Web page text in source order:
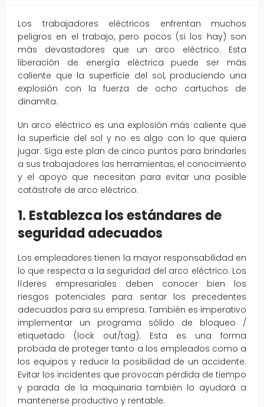
Los trabajadores eléctricos enfrentan muchos
peligros en el trabajo, pero pocos (si los hay) son
más devastadores que un arco eléctrico. Esta
liberación de energía eléctrica puede ser más
caliente que la superficie del sol, produciendo una
explosión con la fuerza de ocho cartuchos de
dinamita.
Un arco eléctrico es una explosión más caliente que
la superficie del sol y no es algo con lo que quiera
jugar. Siga este plan de cinco puntos para brindarles
a sus trabajadores las herramientas, el conocimiento
y el apoyo que necesitan para evitar una posible
catástrofe de arco eléctrico.
1. Establezca los estándares de
seguridad adecuados
Los empleadores tienen la mayor responsabilidad en
lo que respecta a la seguridad del arco eléctrico. Los
líderes empresariales deben conocer bien los
riesgos potenciales para sentar los precedentes
adecuados para su empresa. También es imperativo
implementar un programa sólido de bloqueo /
etiquetado (lock out/tag). Esta es una forma
probada de proteger tanto a los empleados como a
los equipos y reducir la posibilidad de un accidente.
Evitar los incidentes que provocan pérdida de tiempo
y parada de la maquinaria también lo ayudará a
mantenerse productivo y rentable.